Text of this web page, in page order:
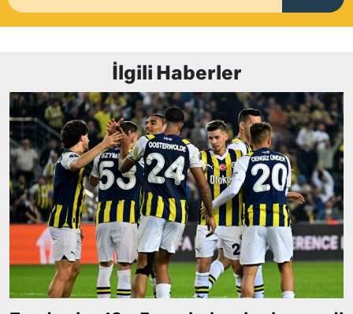
İlgili Haberler